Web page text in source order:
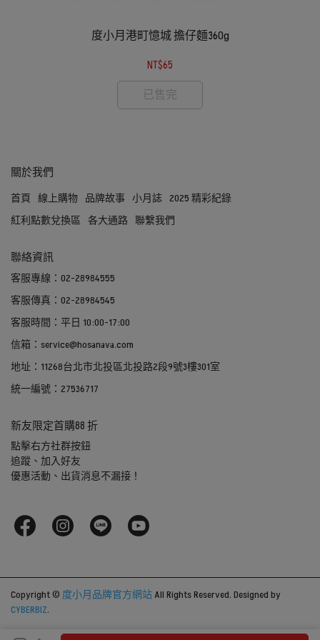
度小月港町憶城 擔仔麵360g
NT$65
已售完
關於我們
首頁 線上購物 品牌故事 小月誌 2025 精彩紀錄
紅利點數兌換區 各大通路 聯繫我們
聯絡資訊
客服專線：02-28984555
客服傳真：02-28984545
客服時間：平日 10:00-17:00
信箱：service@hosanava.com
地址：11268台北市北投區北投路2段9號3樓301室
統一編號：27536717
新友限定首購88 折
點擊右方社群按鈕
追蹤、加入好友
優惠活動、出貨消息不漏接！
Copyright © 度小月品牌官方網站All Rights Reserved. Designed by
CYBERBIZ.